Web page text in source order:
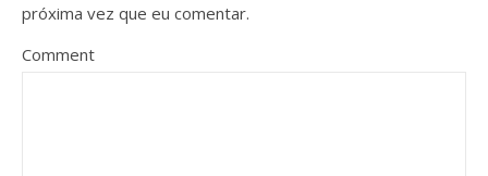
próxima vez que eu comentar.
Comment